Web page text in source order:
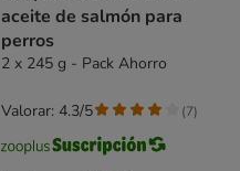
aceite de salmón para
perros
2 x 245 g - Pack Ahorro
Valorar: 4.3/5 (7)